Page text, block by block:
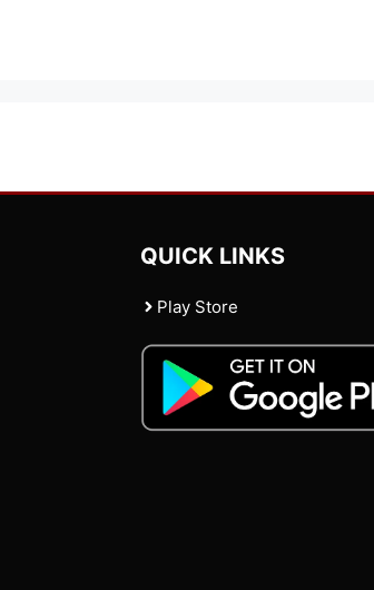
QUICK LINKS
Play Store